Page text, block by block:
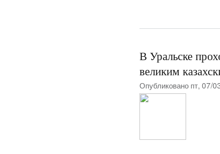
В Уральске
великим
Опубликовано пт, 07/